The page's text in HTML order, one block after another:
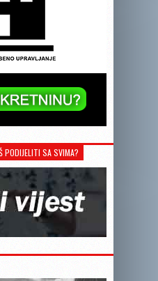
PODIJELITI SA SVIMA?